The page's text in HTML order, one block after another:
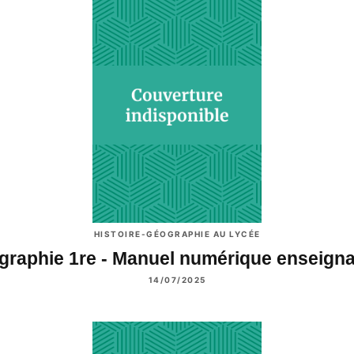
HISTOIRE-GÉOGRAPHIE AU LYCÉE
1re - Manuel numérique
14/07/2025